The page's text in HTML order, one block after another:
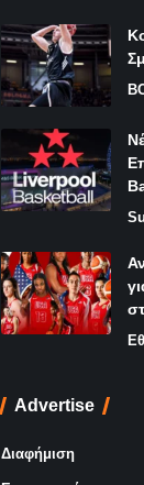
Advertise
Διαφήμιση